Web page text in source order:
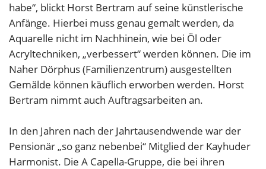
habe“, blickt Horst Bertram auf seine künstlerische
Anfänge. Hierbei muss genau gemalt werden, da
Aquarelle nicht im Nachhinein, wie bei Öl oder
Acryltechniken, „verbessert“ werden können. Die im
Naher Dörphus (Familienzentrum) ausgestellten
Gemälde können käuflich erworben werden. Horst
Bertram nimmt auch Auftragsarbeiten an.
In den Jahren nach der Jahrtausendwende war der
Pensionär „so ganz nebenbei“ Mitglied der Kayhuder
Harmonist. Die A Capella-Gruppe, die bei ihren